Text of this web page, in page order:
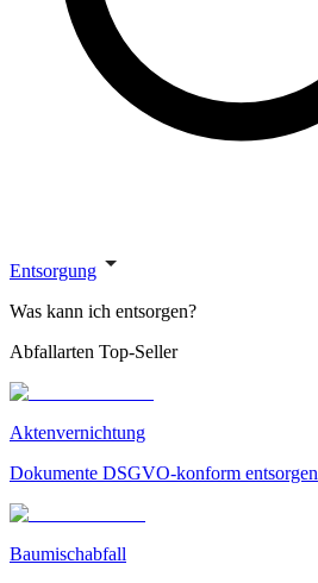
Entsorgung
Was kann ich entsorgen?
Abfallarten Top-Seller
Aktenvernichtung
Dokumente DSGVO-konform entsorgen
Baumischabfall